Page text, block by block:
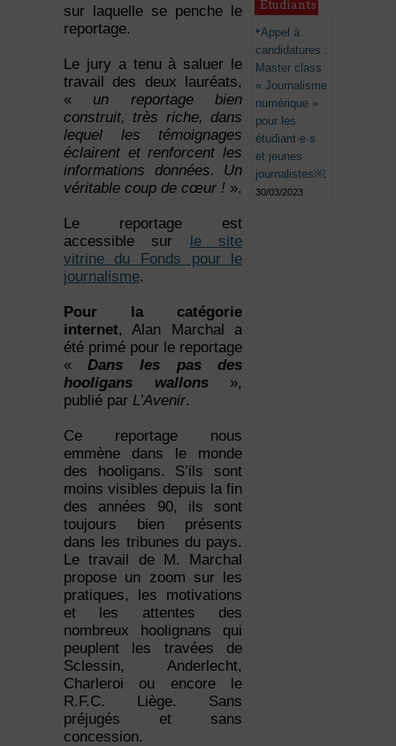
sur laquelle se penche le
reportage.
Le jury a tenu à saluer le
travail des deux lauréats,
« un reportage bien
construit, très riche, dans
lequel les témoignages
éclairent et renforcent les
informations données. Un
véritable coup de cœur !».
Le reportage est
accessible sur le site
vitrine du Fonds pour le
journalisme.
Pour la catégorie
internet, Alan Marchal a
été primé pour le reportage
«Dans les pas des
hooligans wallons
»,
publié par L’Avenir.
Ce reportage nous
emmène dans le monde
des hooligans. S’ils sont
moins visibles depuis la fin
des années 90, ils sont
toujours bien présents
dans les tribunes du pays.
Le travail de M. Marchal
propose un zoom sur les
pratiques, les motivations
et les attentes des
nombreux hoolignans qui
peuplent les travées de
Sclessin, Anderlecht,
Charleroi ou encore le
R.F.C. Liège. Sans
préjugés et sans
concession.
Étudiants
Appel à
candidatures :
Master class
« Journalisme
numérique »
pour les
étudiant·e·s
et jeunes
journalistes￼
30/03/2023